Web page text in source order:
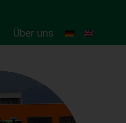
Über uns